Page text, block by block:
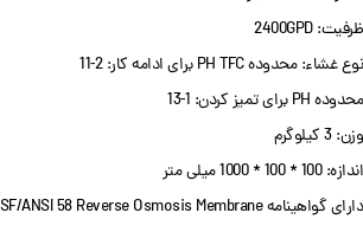
ظرفیت: 2400GPD
نوع غشاء: محدوده PH TFC برای ادامه کار: 2-11
محدوده PH برای تمیز کردن: 1-13
وزن: 3 کیلوگرم
اندازه: 100 * 100 * 1000 میلی متر
دارای گواهینامه NSF/ANSI 58 Reverse Osmosis Membrane.